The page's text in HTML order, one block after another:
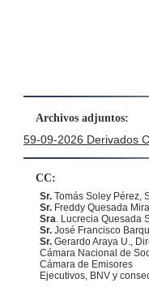
Archivos adjuntos:
59-09-2026 Derivados
CC:
Sr. Tomás Soley Pérez,
Sr. Freddy Quesada
Sra. Lucrecia Quesada
Sr. José Francisco
Sr. Gerardo Araya U.,
Cámara Nacional de
Cámara de Emisores
Ejecutivos, BNV y